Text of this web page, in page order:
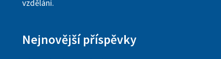
vzdělání.
Nejnovější příspěvky